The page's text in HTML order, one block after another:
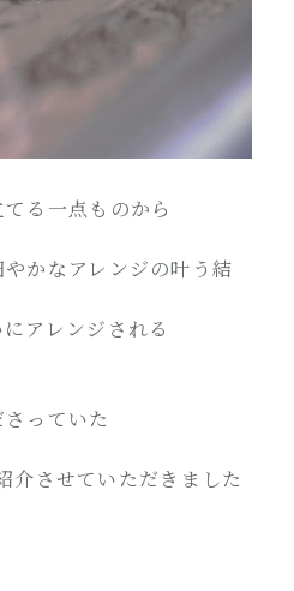
る一点ものから
かなアレンジの叶う結
アレンジされる
っていた
させていただきました